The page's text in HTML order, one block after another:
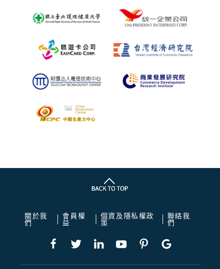
關於我
們
會員權
益
個資及隱私權政
策
聯絡我
們